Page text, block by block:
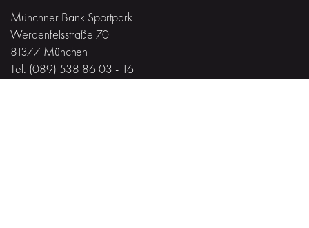
Münchner Bank Sportpark
Werdenfelsstraße 70
81377 München
Tel. (089) 538 86 03 - 16